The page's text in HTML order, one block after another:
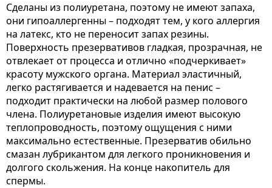
Сделаны из полиуретана, поэтому не имеют запаха,
они гипоаллергенны – подходят тем, у кого аллергия
на латекс, кто не переносит запах резины.
Поверхность презервативов гладкая, прозрачная, не
отвлекает от процесса и отлично «подчеркивает»
красоту мужского органа. Материал эластичный,
легко растягивается и надевается на пенис –
подходит практически на любой размер полового
члена. Полиуретановые изделия имеют высокую
теплопроводность, поэтому ощущения с ними
максимально естественные. Презерватив обильно
смазан лубрикантом для легкого проникновения и
долгого скольжения. На конце накопитель для
спермы.